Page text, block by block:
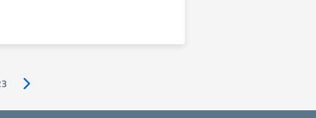
Pagina successiva